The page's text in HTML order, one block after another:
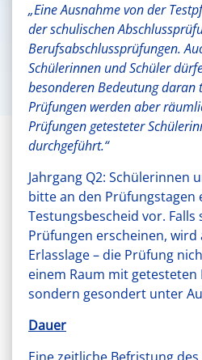
„Eine Ausnahme von der
der schulischen
Berufsabschlussprüfungen.
Schülerinnen und Schüler
besonderen Bedeutung daran
Prüfungen werden aber
Prüfungen getesteter
durchgeführt.“
Jahrgang Q2: Schülerinnen
bitte an den Prüfungstagen
Testungsbescheid vor.
Prüfungen erscheinen, wird
Erlasslage – die Prüfung
einem Raum mit
sondern gesondert unter
Dauer